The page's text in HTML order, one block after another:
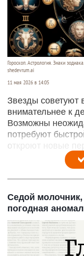
Гороскоп. Астрология. Знаки зодиака.
shedevrum.ai
11 мая 2026 в 14:05
Звезды советуют
внимательнее к
Возможны
потребуют
откроют новые
Седой молочник,
погодная